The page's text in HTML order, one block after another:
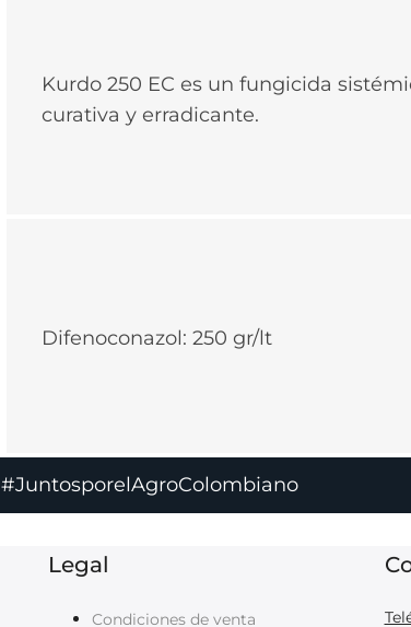
Kurdo 250 EC es un fungicida
curativa y erradicante.
Difenoconazol: 250 gr/lt
#JuntosporelAgroColombiano
Legal
Condiciones de venta